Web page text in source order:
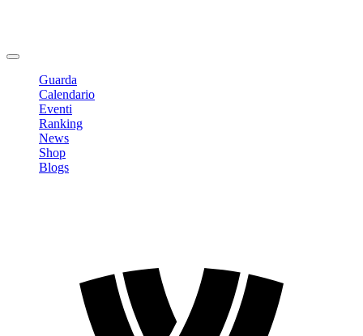
Guarda
Calendario
Eventi
Ranking
News
Shop
Blogs